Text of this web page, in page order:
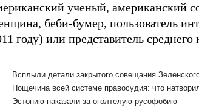
ученый, американский
беби-бумер, пользователь
году) или представитель среднего